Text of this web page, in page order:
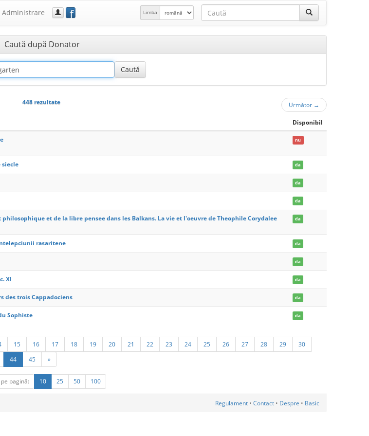
Administrare f Limba
Caută după Donator
448 rezultate Următor →
Disponibil
nu
siecle da
da
da
et de la libre pensee dans les Balkans. La vie et l'oeuvre de Theophile Corydalee
da
rasaritene da
da
XI da
des trois Cappadociens da
Sophiste da
15 16 17 18 19 20 21 22 23 24 25 26 27 28 29
30
44 45 »
pagină: 10 25 50 100
Regulament • Contact • Despre • Basic